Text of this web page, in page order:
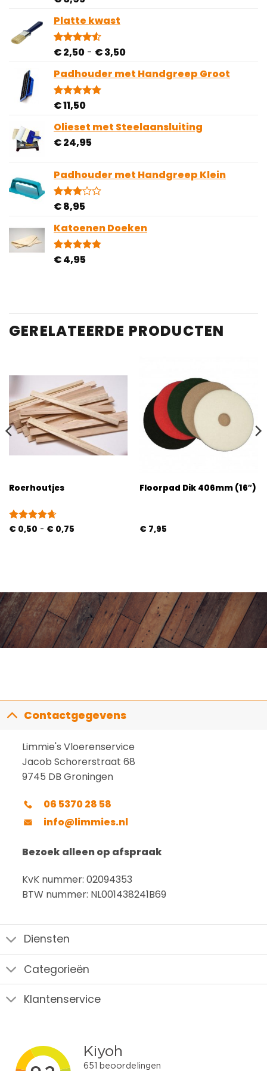
gebaseerd
op
klantbeoordelingen
Platte kwast
Gewaardeerd
gebaseerd
op
2
klantbeoordelingen
€2,50 - €3,50Prijsklasse:
tot
Padhouder met Handgreep Groot
Gewaardeerd
gebaseerd
op
1
klantbeoordeling
€11,50
Olieset met Steelaansluiting
€24,95
Padhouder met Handgreep Klein
Gewaardeerd
op 5
gebaseerd
op
1
€8,95
Katoenen Doeken
Gewaardeerd
10
€4,95
GERELATEERDE PRODUCTEN
Roerhoutjes
Gewaardeerd
€ 0,50 - € 0,75Prijsklasse:
Floorpad Dik 406mm (16″)
€ 7,95
Contactgegevens
Limmie's Vloerenservice
Jacob Schorerstraat 68
9745 DB Groningen
06 5370 28 58
info@limmies.nl
Bezoek alleen op afspraak
KvK nummer: 02094353
BTW nummer: NL001438241B69
Diensten
Categorieën
Klantenservice